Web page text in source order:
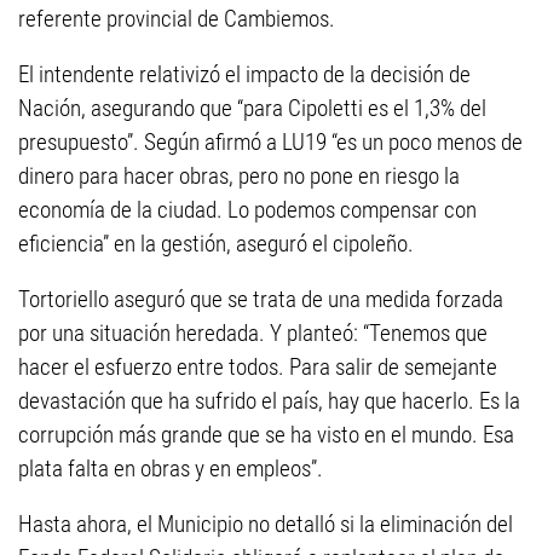
referente provincial de Cambiemos.
El intendente relativizó el impacto de la decisión de
Nación, asegurando que “para Cipoletti es el 1,3% del
presupuesto”. Según afirmó a LU19 “es un poco menos de
dinero para hacer obras, pero no pone en riesgo la
economía de la ciudad. Lo podemos compensar con
eficiencia” en la gestión, aseguró el cipoleño.
Tortoriello aseguró que se trata de una medida forzada
por una situación heredada. Y planteó: “Tenemos que
hacer el esfuerzo entre todos. Para salir de semejante
devastación que ha sufrido el país, hay que hacerlo. Es la
corrupción más grande que se ha visto en el mundo. Esa
plata falta en obras y en empleos”.
Hasta ahora, el Municipio no detalló si la eliminación del